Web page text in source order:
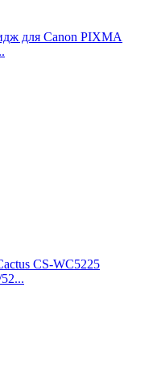
для Canon PIXMA
CS-WC5225